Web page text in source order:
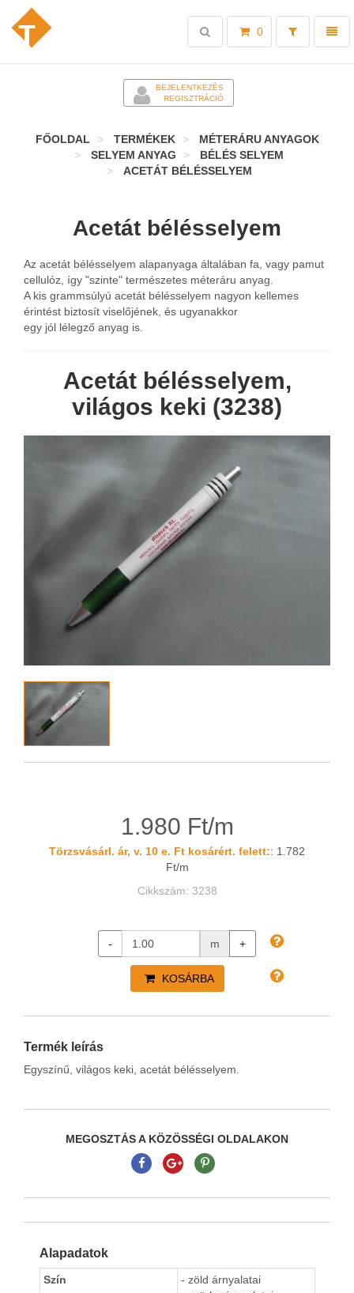
Toggle
0
Toggle
search
BEJELENTKEZÉS
REGISZTRÁCIÓ
FŐOLDAL TERMÉKEK
MÉTERÁRU ANYAGOK
SELYEM ANYAG
BÉLÉS SELYEM
ACETÁT BÉLÉSSELYEM
Acetát bélésselyem
Az acetát bélésselyem alapanyaga általában fa, vagy pamut
cellulóz, így "szinte" természetes méteráru anyag.
A kis grammsúlyú acetát bélésselyem nagyon kellemes
érintést biztosít viselőjének, és ugyanakkor
egy jól lélegző anyag is.
Acetát bélésselyem,
világos keki (3238)
1.980 Ft/m
Törzsvásárl. ár, v. 10 e. Ft kosárért. felett:: 1.782
Ft/m
Cikkszám: 3238
- m +
KOSÁRBA
Termék leírás
Egyszínű, világos keki, acetát bélésselyem.
MEGOSZTÁS A KÖZÖSSÉGI OLDALAKON
Alapadatok
Szín
- zöld árnyalatai